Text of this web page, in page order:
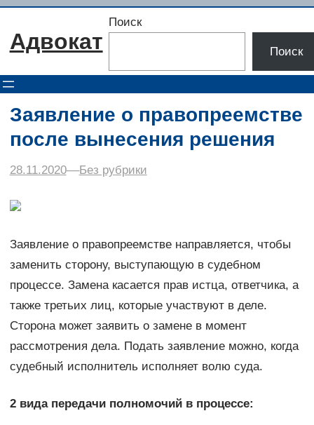
Перейти
содержимому
Адвокат
Поиск
Поиск
Заявление о правопреемстве
после вынесения решения
28.11.2020––Без рубрики
Заявление о правопреемстве направляется, чтобы
заменить сторону, выступающую в судебном
процессе. Замена касается прав истца, ответчика, а
также третьих лиц, которые участвуют в деле.
Сторона может заявить о замене в момент
рассмотрения дела. Подать заявление можно, когда
судебный исполнитель исполняет волю суда.
2 вида передачи полномочий в процессе: